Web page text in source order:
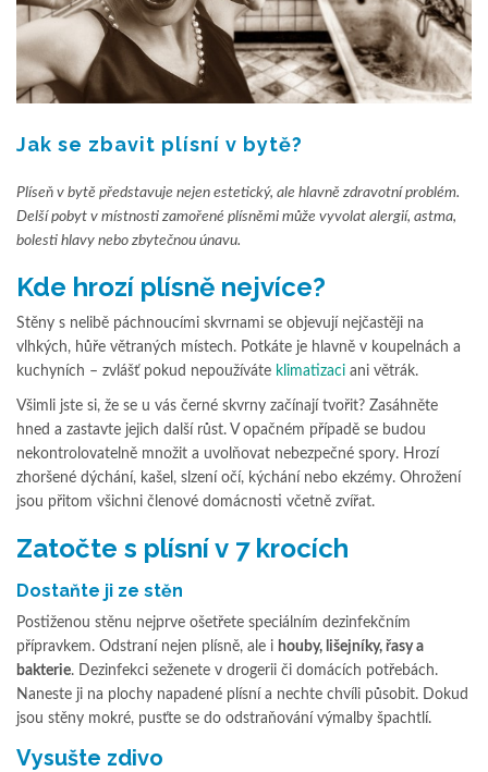
Jak se zbavit plísní v bytě?
Plíseň v bytě představuje nejen estetický, ale hlavně zdravotní problém.
Delší pobyt v místnosti zamořené plísněmi může vyvolat alergií, astma,
bolesti hlavy nebo zbytečnou únavu.
Kde hrozí plísně nejvíce?
Stěny s nelibě páchnoucími skvrnami se objevují nejčastěji na
vlhkých, hůře větraných místech. Potkáte je hlavně v koupelnách a
kuchyních – zvlášť pokud nepoužíváte klimatizaci ani větrák.
Všimli jste si, že se u vás černé skvrny začínají tvořit? Zasáhněte
hned a zastavte jejich další růst. V opačném případě se budou
nekontrolovatelně množit a uvolňovat nebezpečné spory. Hrozí
zhoršené dýchání, kašel, slzení očí, kýchání nebo ekzémy. Ohrožení
jsou přitom všichni členové domácnosti včetně zvířat.
Zatočte s plísní v 7 krocích
Dostaňte ji ze stěn
Postiženou stěnu nejprve ošetřete speciálním dezinfekčním
přípravkem. Odstraní nejen plísně, ale i houby, lišejníky, řasy a
bakterie. Dezinfekci seženete v drogerii či domácích potřebách.
Naneste ji na plochy napadené plísní a nechte chvíli působit. Dokud
jsou stěny mokré, pusťte se do odstraňování výmalby špachtlí.
Vysušte zdivo